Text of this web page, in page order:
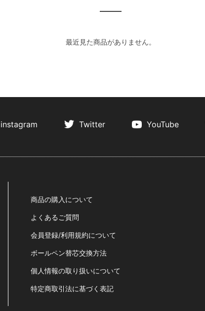
最近見た商品がありません。
instagram Twitter YouTube
商品の購入について
よくあるご質問
会員登録/利用規約について
ボールペン替芯交換方法
個人情報の取り扱いについて
特定商取引法に基づく表記